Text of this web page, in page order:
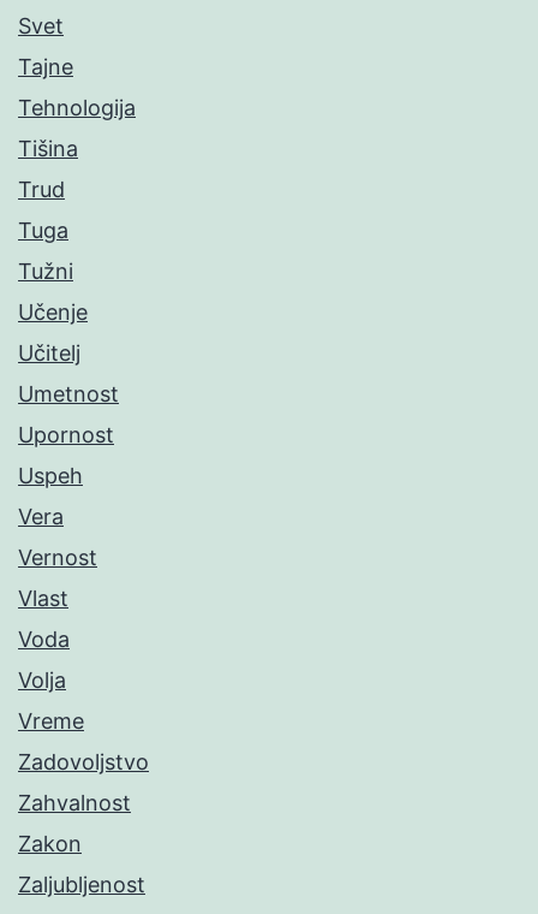
Svet
Tajne
Tehnologija
Tišina
Trud
Tuga
Tužni
Učenje
Učitelj
Umetnost
Upornost
Uspeh
Vera
Vernost
Vlast
Voda
Volja
Vreme
Zadovoljstvo
Zahvalnost
Zakon
Zaljubljenost